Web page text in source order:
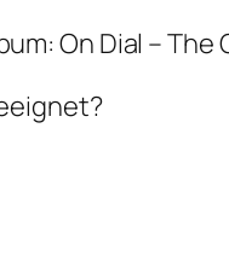
On Dial –